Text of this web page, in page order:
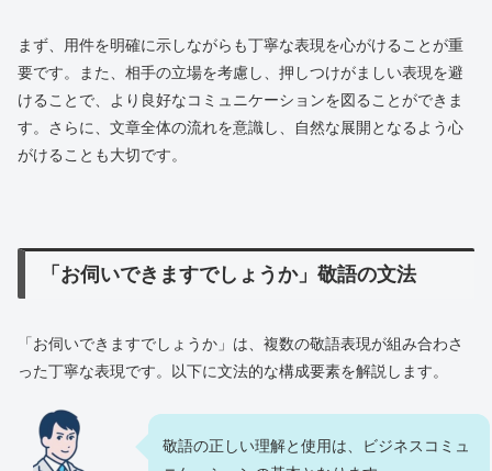
まず、用件を明確に示しながらも丁寧な表現を心がけることが重
要です。また、相手の立場を考慮し、押しつけがましい表現を避
けることで、より良好なコミュニケーションを図ることができま
す。さらに、文章全体の流れを意識し、自然な展開となるよう心
がけることも大切です。
「お伺いできますでしょうか」敬語の文法
「お伺いできますでしょうか」は、複数の敬語表現が組み合わさ
った丁寧な表現です。以下に文法的な構成要素を解説します。
敬語の正しい理解と使用は、ビジネスコミュ